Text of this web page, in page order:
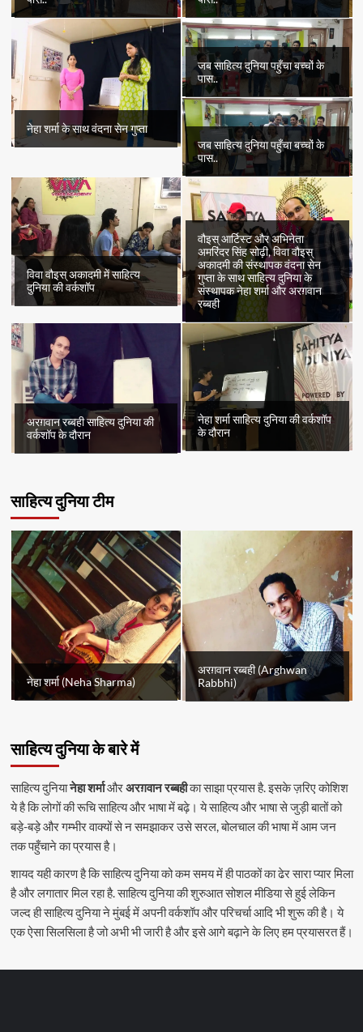
नेहा शर्मा के साथ वंदना सेन गुप्ता
जब साहित्य दुनिया पहुँचा बच्चों के
पास..
जब साहित्य दुनिया पहुँचा बच्चों के
पास..
विवा वौइस् अकादमी में साहित्य
दुनिया की वर्कशॉप
वौइस् आर्टिस्ट और अभिनेता
अमरिंदर सिंह सोढ़ी, विवा वौइस्
अकादमी की संस्थापक वंदना सेन
गुप्ता के साथ साहित्य दुनिया के
संस्थापक नेहा शर्मा और अरग़वान
रब्बही
अरग़वान रब्बही साहित्य दुनिया की
वर्कशॉप के दौरान
नेहा शर्मा साहित्य दुनिया की वर्कशॉप
के दौरान
साहित्य दुनिया टीम
नेहा शर्मा (Neha Sharma)
अरग़वान रब्बही (Arghwan
Rabbhi)
साहित्य दुनिया के बारे में
साहित्य दुनियानेहा शर्माऔरअरग़वान रब्बहीका साझा प्रयास है. इसके ज़रिए कोशिश
ये है कि लोगों की रूचि साहित्य और भाषा में बढ़े। ये साहित्य और भाषा से जुड़ी बातों को
बड़े-बड़े और गम्भीर वाक्यों से न समझाकर उसे सरल, बोलचाल की भाषा में आम जन
तक पहुँचाने का प्रयास है।
शायद यही कारण है कि साहित्य दुनिया को कम समय में ही पाठकों का ढेर सारा प्यार मिला
है और लगातार मिल रहा है. साहित्य दुनिया की शुरुआत सोशल मीडिया से हुई लेकिन
जल्द ही साहित्य दुनिया ने मुंबई में अपनी वर्कशॉप और परिचर्चा आदि भी शुरू की है। ये
एक ऐसा सिलसिला है जो अभी भी जारी है और इसे आगे बढ़ाने के लिए हम प्रयासरत हैं।